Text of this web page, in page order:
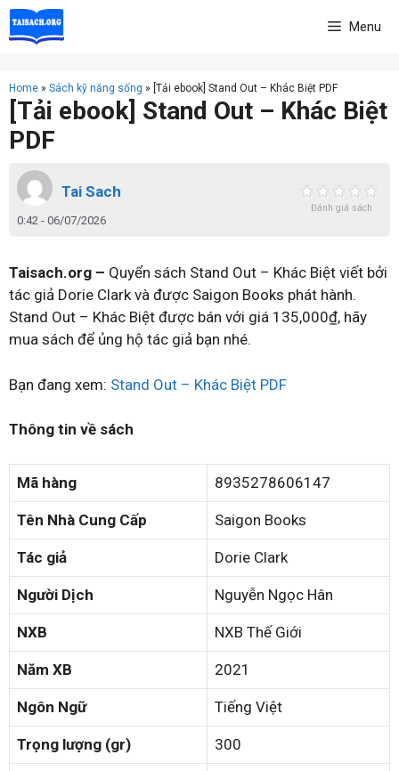
Skip
to
Menu
Home » Sách kỹ năng sống » [Tải ebook] Stand Out – Khác Biệt PDF
[Tải ebook] Stand Out – Khác Biệt
PDF
Tai Sach
0:42 - 06/07/2026
Đánh giá sách
Taisach.org – Quyển sách Stand Out – Khác Biệt viết bởi
tác giả Dorie Clark và được Saigon Books phát hành.
Stand Out – Khác Biệt được bán với giá 135,000₫, hãy
mua sách để ủng hộ tác giả bạn nhé.
Bạn đang xem: Stand Out – Khác Biệt PDF
Thông tin về sách
Mã hàng 8935278606147
Tên Nhà Cung Cấp Saigon Books
Tác giả Dorie Clark
Người Dịch Nguyễn Ngọc Hân
NXB NXB Thế Giới
Năm XB 2021
Ngôn Ngữ Tiếng Việt
Trọng lượng (gr) 300